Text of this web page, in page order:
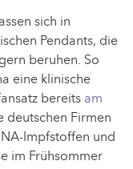
sich in
Pendants, die
beruhen. So
eine klinische
bereits am
deutschen Firmen
Impfstoffen und
im Frühsommer